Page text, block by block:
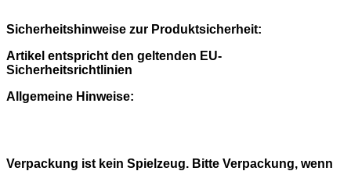
Sicherheitshinweise zur Produktsicherheit:
Artikel entspricht den geltenden EU-
Sicherheitsrichtlinien
Allgemeine Hinweise:
Verpackung ist kein Spielzeug. Bitte Verpackung, wenn